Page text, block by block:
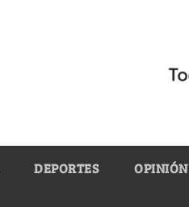
DEPORTES OPINIÓN